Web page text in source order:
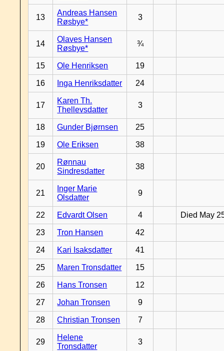
13
Andreas Hansen
Røsbye*
3
14
Olaves Hansen
Røsbye*
¾
15 Ole Henriksen 19
16 Inga Henriksdatter 24
17
Karen Th.
Thellevsdatter
3
18 Gunder Bjørnsen 25
19 Ole Eriksen 38
20
Rønnau
Sindresdatter
38
21
Inger Marie
Olsdatter
9
22 Edvardt Olsen 4 Died May
23 Tron Hansen 42
24 Kari Isaksdatter 41
25 Maren Tronsdatter 15
26 Hans Tronsen 12
27 Johan Tronsen 9
28 Christian Tronsen 7
29
Helene
Tronsdatter
3